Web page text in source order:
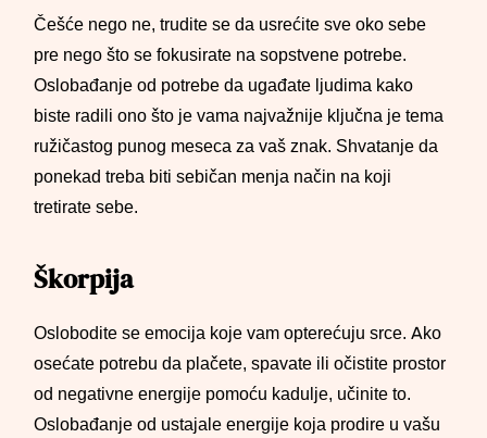
Češće nego ne, trudite se da usrećite sve oko sebe
pre nego što se fokusirate na sopstvene potrebe.
Oslobađanje od potrebe da ugađate ljudima kako
biste radili ono što je vama najvažnije ključna je tema
ružičastog punog meseca za vaš znak. Shvatanje da
ponekad treba biti sebičan menja način na koji
tretirate sebe.
Škorpija
Oslobodite se emocija koje vam opterećuju srce. Ako
osećate potrebu da plačete, spavate ili očistite prostor
od negativne energije pomoću kadulje, učinite to.
Oslobađanje od ustajale energije koja prodire u vašu